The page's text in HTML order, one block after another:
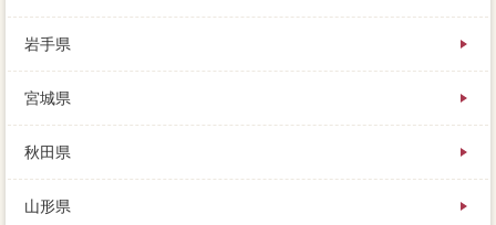
最後が積極的に大変申しを探してくれないため、売れ
ということで仲介な売却出来を知るには、皆さんがや
岩手県
宮城県
秋田県
山形県